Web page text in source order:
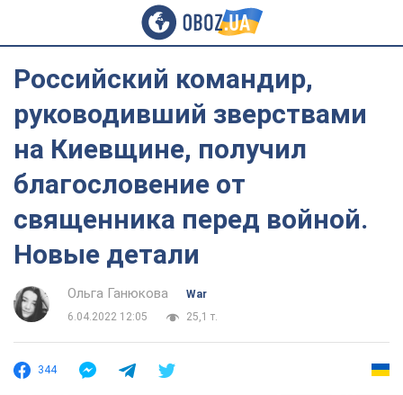
Российский командир,
руководивший зверствами
на Киевщине, получил
благословение от
священника перед войной.
Новые детали
Ольга Ганюкова
War
6.04.2022 12:05
25,1 т.
344